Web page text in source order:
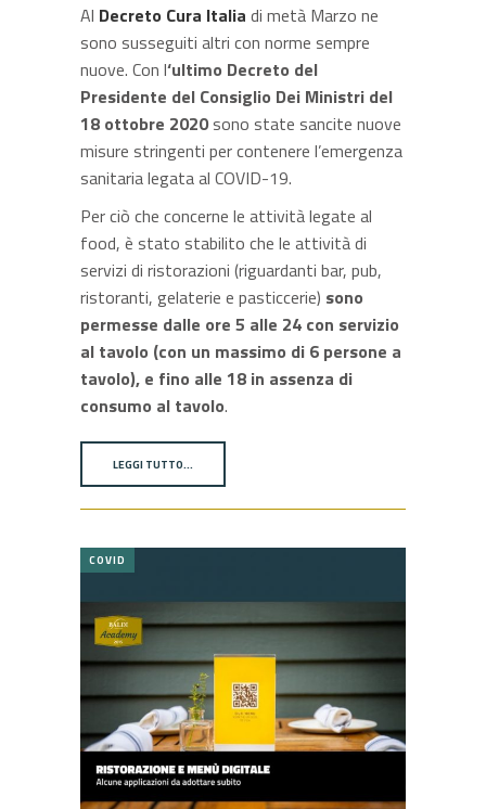
Al Decreto Cura Italia di metà Marzo ne
sono susseguiti altri con norme sempre
nuove. Con l‘ultimo Decreto del
Presidente del Consiglio Dei Ministri del
18 ottobre 2020sono state sancite nuove
misure stringenti per contenere l’emergenza
sanitaria legata al COVID-19.
Per ciò che concerne le attività legate al
food, è stato stabilito che le attività di
servizi di ristorazioni (riguardanti bar, pub,
ristoranti, gelaterie e pasticcerie) sono
permesse dalle ore 5 alle 24 con servizio
al tavolo (con un massimo di 6 persone a
tavolo), e fino alle 18 in assenza di
consumo al tavolo.
LEGGI TUTTO…
COVID